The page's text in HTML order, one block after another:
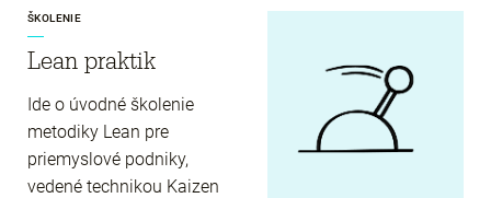
ŠKOLENIE
Lean praktik
Ide o úvodné školenie
metodiky Lean pre
priemyslové podniky,
vedené technikou Kaizen